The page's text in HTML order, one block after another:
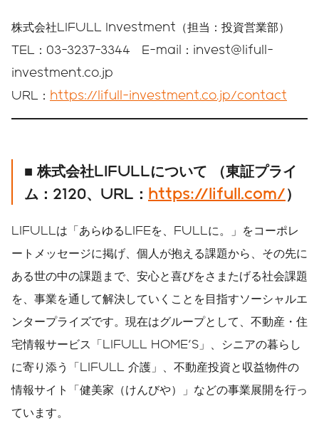
株式会社LIFULL Investment（担当：投資営業部）
TEL：03-3237-3344 E-mail：invest@lifull-
investment.co.jp
URL： https://lifull-investment.co.jp/contact
■ 株式会社LIFULLについて （東証プライ
ム：2120、URL： https://lifull.com/）
LIFULLは「あらゆるLIFEを、FULLに。」をコーポレ
ートメッセージに掲げ、個人が抱える課題から、その先に
ある世の中の課題まで、安心と喜びをさまたげる社会課題
を、事業を通して解決していくことを目指すソーシャルエ
ンタープライズです。現在はグループとして、不動産・住
宅情報サービス「LIFULL HOME'S」、シニアの暮らし
に寄り添う「LIFULL 介護」、不動産投資と収益物件の
情報サイト「健美家（けんびや）」などの事業展開を行っ
ています。